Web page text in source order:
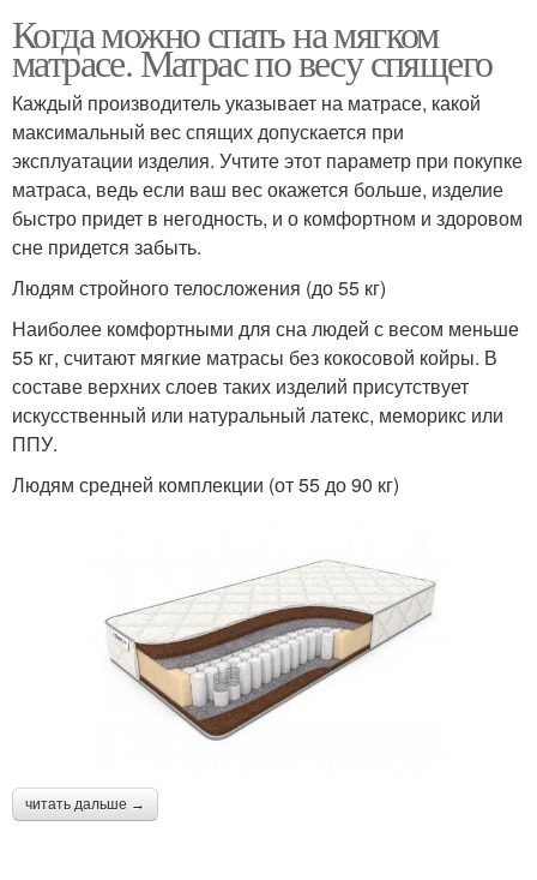
Когда можно спать на мягком
матрасе. Матрас по весу спящего
Каждый производитель указывает на матрасе, какой
максимальный вес спящих допускается при
эксплуатации изделия. Учтите этот параметр при покупке
матраса, ведь если ваш вес окажется больше, изделие
быстро придет в негодность, и о комфортном и здоровом
сне придется забыть.
Людям стройного телосложения (до 55 кг)
Наиболее комфортными для сна людей с весом меньше
55 кг, считают мягкие матрасы без кокосовой койры. В
составе верхних слоев таких изделий присутствует
искусственный или натуральный латекс, меморикс или
ППУ.
Людям средней комплекции (от 55 до 90 кг)
читать дальше →